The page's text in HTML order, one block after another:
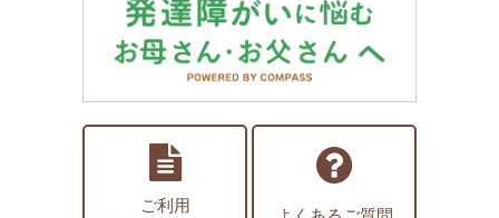
ご利用